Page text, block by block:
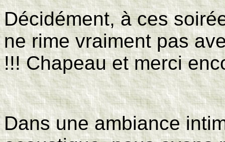
Décidément, à ces
ne rime vraiment pas
!!!Chapeau et merci
Dans une ambiance